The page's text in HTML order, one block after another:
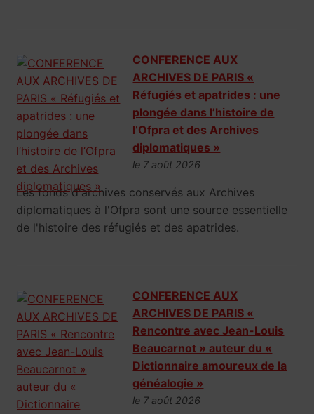
CONFERENCE AUX
ARCHIVES DE PARIS «
Réfugiés et apatrides : une
plongée dans l’histoire de
l’Ofpra et des Archives
diplomatiques »
le 7 août 2026
Les fonds d'archives conservés aux Archives
diplomatiques à l'Ofpra sont une source essentielle
de l'histoire des réfugiés et des apatrides.
CONFERENCE AUX
ARCHIVES DE PARIS «
Rencontre avec Jean-Louis
Beaucarnot » auteur du «
Dictionnaire amoureux de la
généalogie »
le 7 août 2026